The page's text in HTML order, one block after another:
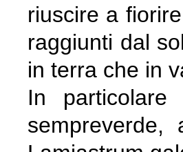
riuscire a
raggiunti dal
in terra che in
In particolare
sempreverde,